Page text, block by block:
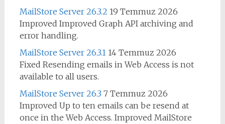
MailStore Server 26.3.2 19 Temmuz 2026
Improved Improved Graph API archiving and
error handling.
MailStore Server 26.3.1 14 Temmuz 2026
Fixed Resending emails in Web Access is not
available to all users.
MailStore Server 26.3 7 Temmuz 2026
Improved Up to ten emails can be resend at
once in the Web Access. Improved MailStore